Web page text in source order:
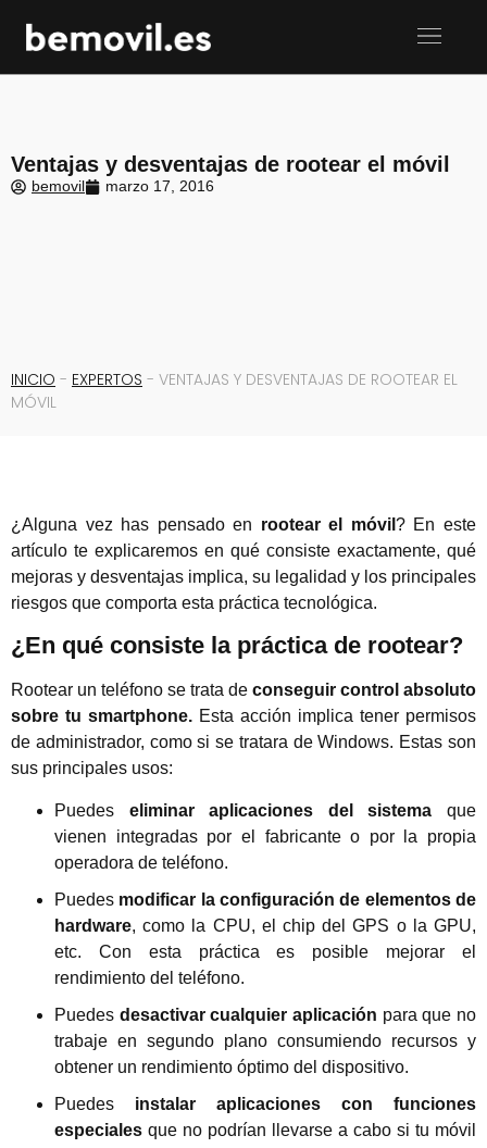
INICIO - EXPERTOS - VENTAJAS Y DESVENTAJAS DE ROOTEAR EL
MÓVIL
Ventajas y desventajas de rootear el móvil
bemovil marzo 17, 2016
¿Alguna vez has pensado en rootear el móvil ? En este
artículo te explicaremos en qué consiste exactamente, qué
mejoras y desventajas implica, su legalidad y los principales
riesgos que comporta esta práctica tecnológica.
¿En qué consiste la práctica de rootear?
Rootear un teléfono se trata de conseguir control absoluto
sobre tu smartphone. Esta acción implica tener permisos
de administrador, como si se tratara de Windows. Estas son
sus principales usos:
Puedes eliminar aplicaciones del sistema que
vienen integradas por el fabricante o por la propia
operadora de teléfono.
Puedes modificar la configuración de elementos de
hardware, como la CPU, el chip del GPS o la GPU,
etc. Con esta práctica es posible mejorar el
rendimiento del teléfono.
Puedes desactivar cualquier aplicación para que no
trabaje en segundo plano consumiendo recursos y
obtener un rendimiento óptimo del dispositivo.
Puedes instalar aplicaciones con funciones
especiales que no podrían llevarse a cabo si tu móvil